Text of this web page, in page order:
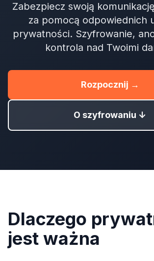
Zabezpiecz swoją komunikację
za pomocą odpowiednich
prywatności. Szyfrowanie,
kontrola nad Twoimi
Rozpocznij →
O szyfrowaniu ↓
Dlaczego
jest ważna